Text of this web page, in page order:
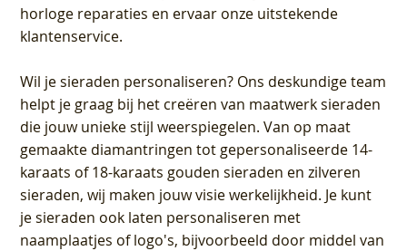
horloge reparaties en ervaar onze uitstekende
klantenservice.
Wil je sieraden personaliseren? Ons deskundige team
helpt je graag bij het creëren van maatwerk sieraden
die jouw unieke stijl weerspiegelen. Van op maat
gemaakte diamantringen tot gepersonaliseerde 14-
karaats of 18-karaats gouden sieraden en zilveren
sieraden, wij maken jouw visie werkelijkheid. Je kunt
je sieraden ook laten personaliseren met
naamplaatjes of logo's, bijvoorbeeld door middel van